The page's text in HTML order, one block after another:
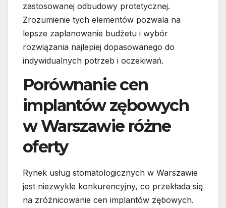
zastosowanej odbudowy protetycznej.
Zrozumienie tych elementów pozwala na
lepsze zaplanowanie budżetu i wybór
rozwiązania najlepiej dopasowanego do
indywidualnych potrzeb i oczekiwań.
Porównanie cen
implantów zębowych
w Warszawie różne
oferty
Rynek usług stomatologicznych w Warszawie
jest niezwykle konkurencyjny, co przekłada się
na zróżnicowanie cen implantów zębowych.